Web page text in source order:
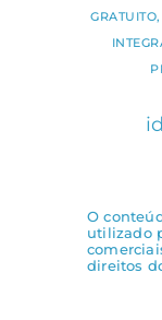
O
utilizado
direitos